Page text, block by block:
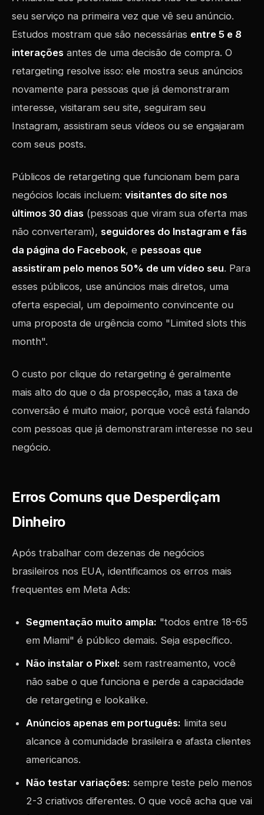
seu serviço na primeira vez que vê seu anúncio.
Estudos mostram que são necessárias entre 5 e 8
interações antes de uma decisão de compra. O
retargeting resolve isso: ele mostra seus anúncios
novamente para pessoas que já demonstraram
interesse, visitaram seu site, seguiram seu
Instagram, assistiram seus vídeos ou se engajaram
com seus posts.
Públicos de retargeting que funcionam bem para
negócios locais incluem: visitantes do site nos
últimos 30 dias (pessoas que viram sua oferta mas
não converteram), seguidores do Instagram e fãs
da página do Facebook, e pessoas que
assistiram pelo menos 50% de um vídeo seu. Para
esses públicos, use anúncios mais diretos, uma
oferta especial, um depoimento convincente ou
uma proposta de urgência como "Limited slots this
month".
O custo por clique do retargeting é geralmente
mais alto do que o da prospecção, mas a taxa de
conversão é muito maior, porque você está falando
com pessoas que já demonstraram interesse no seu
negócio.
Erros Comuns que Desperdiçam
Dinheiro
Após trabalhar com dezenas de negócios
brasileiros nos EUA, identificamos os erros mais
frequentes em Meta Ads:
Segmentação muito ampla: "todos entre 18-65
em Miami" é público demais. Seja específico.
Não instalar o Pixel: sem rastreamento, você
não sabe o que funciona e perde a capacidade
de retargeting e lookalike.
Anúncios apenas em português: limita seu
alcance à comunidade brasileira e afasta clientes
americanos.
Não testar variações: sempre teste pelo menos
2-3 criativos diferentes. O que você acha que vai